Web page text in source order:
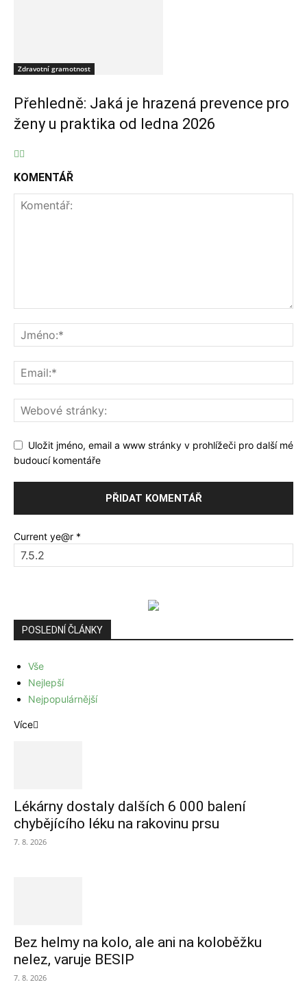
Zdravotní gramotnost
Přehledně: Jaká je hrazená prevence pro
ženy u praktika od ledna 2026
KOMENTÁŘ
Uložit jméno, email a www stránky v prohlížeči pro další mé
budoucí komentáře
Current ye@r *
POSLEDNÍ ČLÁNKY
Vše
Nejlepší
Nejpopulárnější
Více
Lékárny dostaly dalších 6 000 balení
chybějícího léku na rakovinu prsu
7. 8. 2026
Bez helmy na kolo, ale ani na koloběžku
nelez, varuje BESIP
7. 8. 2026